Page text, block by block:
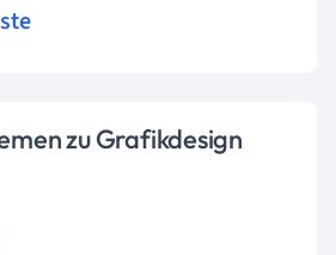
zu Grafikdesign